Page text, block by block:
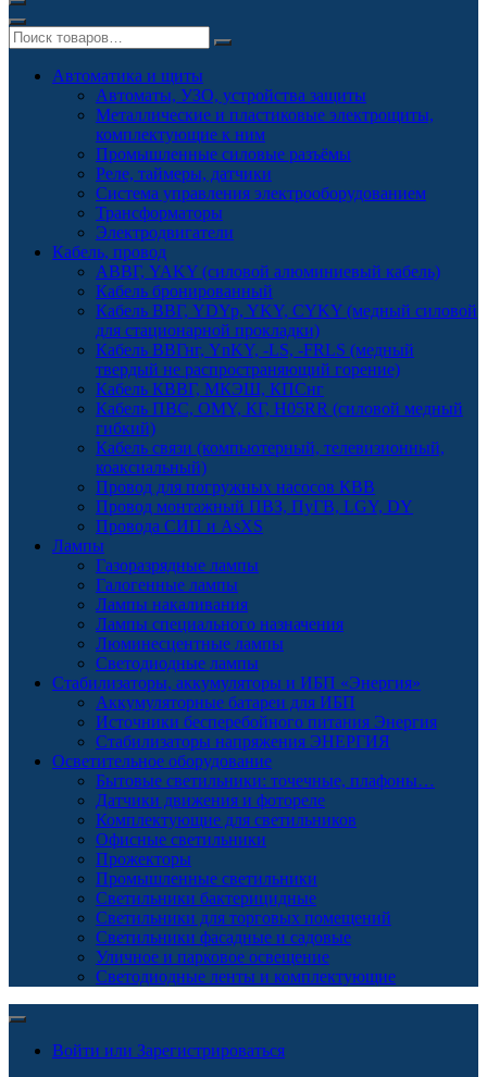
Автоматика и щиты
Автоматы, УЗО, устройства защиты
Металлические и пластиковые электрощиты,
комплектующие к ним
Промышленные силовые разъёмы
Реле, таймеры, датчики
Система управления электрооборудованием
Трансформаторы
Электродвигатели
Кабель, провод
АВВГ, YAKY (силовой алюминиевый кабель)
Кабель бронированный
Кабель ВВГ, YDYp, YKY, CYKY (медный силовой
для стационарной прокладки)
Кабель ВВГнг, YnKY, -LS, -FRLS (медный
твердый не распространяющий горение)
Кабель КВВГ, МКЭШ, КПСнг
Кабель ПВС, OMY, КГ, H05RR (силовой медный
гибкий)
Кабель связи (компьютерный, телевизионный,
коаксиальный)
Провод для погружных насосов КВВ
Провод монтажный ПВЗ, ПуГВ, LGY, DY
Провода СИП и AsXS
Лампы
Газоразрядные лампы
Галогенные лампы
Лампы накаливания
Лампы специального назначения
Люминесцентные лампы
Светодиодные лампы
Стабилизаторы, аккумуляторы и ИБП «Энергия»
Аккумуляторные батареи для ИБП
Источники бесперебойного питания Энергия
Стабилизаторы напряжения ЭНЕРГИЯ
Осветительное оборудование
Бытовые светильники: точечные, плафоны…
Датчики движения и фотореле
Комплектующие для светильников
Офисные светильники
Прожекторы
Промышленные светильники
Светильники бактерицидные
Светильники для торговых помещений
Светильники фасадные и садовые
Уличное и парковое освещение
Светодиодные ленты и комплектующие
Войти или Зарегистрироваться